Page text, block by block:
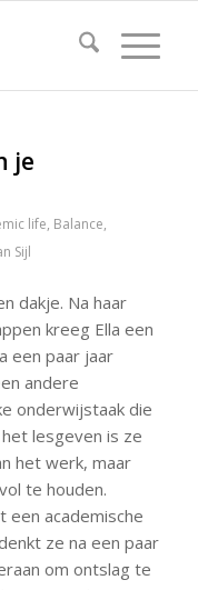
je
life, Balance,
Sijl
dakje. Na haar
kreeg Ella een
een paar jaar
andere
onderwijstaak die
lesgeven is ze
het werk, maar
te houden.
academische
ze na een paar
om ontslag te